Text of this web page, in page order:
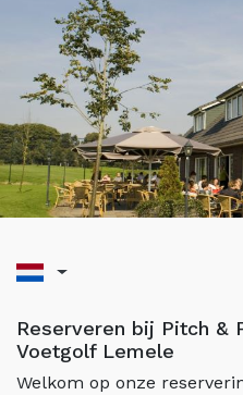
Reserveren bij Pitch &
Voetgolf Lemele
Welkom op onze